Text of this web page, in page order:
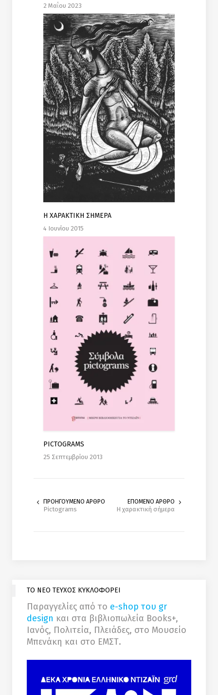
2 Μαΐου 2023
Η ΧΑΡΑΚΤΙΚΗ ΣΗΜΕΡΑ
4 Ιουνίου 2015
PICTOGRAMS
25 Σεπτεμβρίου 2013
ΠΡΟΗΓΟΥΜΕΝΟ ΑΡΘΡΟ
Pictograms
ΕΠΟΜΕΝΟ ΑΡΘΡΟ
Η χαρακτική σήμερα
ΤΟ ΝΕΟ ΤΕΥΧΟΣ ΚΥΚΛΟΦΟΡΕΙ
Παραγγελίες από το e-shop του gr
design και στα βιβλιοπωλεία Books+,
Ιανός, Πολιτεία, Πλειάδες, στο Μουσείο
Μπενάκη και στο ΕΜΣΤ.